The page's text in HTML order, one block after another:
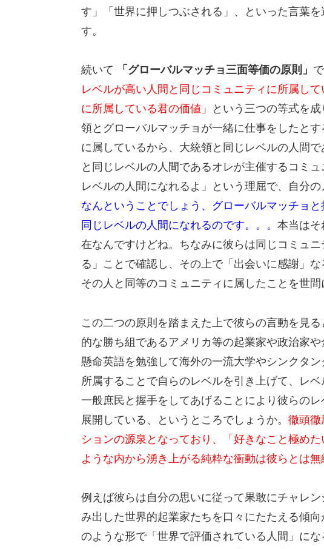
す」「世界に押しつぶされる」、といった言葉
す。
続いて 「グローバルマッチョ三面等価の原則」
レベルが高い人間と同じコミュニティに所属し
に所属している君の価値」
という三つの等式を
領とグローバルマッチョが一緒に仕事をしたと
に属しているから、大統領と同じレベルの人間
と同じレベルの人間であるオレが主催するコミ
レベルの人間になれるよ」という理屈で、自分
なんということでしょう、グローバルマッチョ
同じレベルの人間になれるのです。。。 本当はそ
在なんですけどね。ちなみに彼らは同じコミュ
る」ことで確認し、その上で「出会いに感謝」
その人と同等のコミュニティに属したことを世間
この二つの原則を踏まえた上で彼らの言動を見
的な勝ち組であるアメリカ等の起業家や政治家
懸命英語を勉強して海外の一流大学やシンクタ
所属することで自らのレベルを引き上げて、レ
一般庶民と握手をしてあげることにより彼らの
展開している、というところでしょうか。 徹頭徹
ションの源泉となっており、「好きなこと極め
ような内から湧き上がる純粋な衝動は彼らとは無
例えば彼らは自分の思いに従って果敢にチャレ
み出した世界的起業家たちを口々にたたえる傾
のような形で「世界で評価されている人間」に